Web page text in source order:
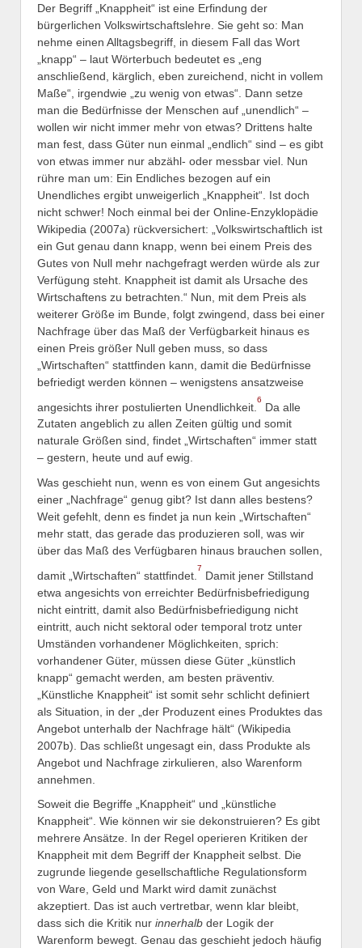
Der Begriff „Knappheit“ ist eine Erfindung der
bürgerlichen Volkswirtschaftslehre. Sie geht so: Man
nehme einen Alltagsbegriff, in diesem Fall das Wort
„knapp“ – laut Wörterbuch bedeutet es „eng
anschließend, kärglich, eben zureichend, nicht in vollem
Maße“, irgendwie „zu wenig von etwas“. Dann setze
man die Bedürfnisse der Menschen auf „unendlich“ –
wollen wir nicht immer mehr von etwas? Drittens halte
man fest, dass Güter nun einmal „endlich“ sind – es gibt
von etwas immer nur abzähl- oder messbar viel. Nun
rühre man um: Ein Endliches bezogen auf ein
Unendliches ergibt unweigerlich „Knappheit“. Ist doch
nicht schwer! Noch einmal bei der Online-Enzyklopädie
Wikipedia (2007a) rückversichert: „Volkswirtschaftlich ist
ein Gut genau dann knapp, wenn bei einem Preis des
Gutes von Null mehr nachgefragt werden würde als zur
Verfügung steht. Knappheit ist damit als Ursache des
Wirtschaftens zu betrachten.“ Nun, mit dem Preis als
weiterer Größe im Bunde, folgt zwingend, dass bei einer
Nachfrage über das Maß der Verfügbarkeit hinaus es
einen Preis größer Null geben muss, so dass
„Wirtschaften“ stattfinden kann, damit die Bedürfnisse
befriedigt werden können – wenigstens ansatzweise
angesichts ihrer postulierten Unendlichkeit.
6
Da alle
Zutaten angeblich zu allen Zeiten gültig und somit
naturale Größen sind, findet „Wirtschaften“ immer statt
– gestern, heute und auf ewig.
Was geschieht nun, wenn es von einem Gut angesichts
einer „Nachfrage“ genug gibt? Ist dann alles bestens?
Weit gefehlt, denn es findet ja nun kein „Wirtschaften“
mehr statt, das gerade das produzieren soll, was wir
über das Maß des Verfügbaren hinaus brauchen sollen,
damit „Wirtschaften“ stattfindet.
7
Damit jener Stillstand
etwa angesichts von erreichter Bedürfnisbefriedigung
nicht eintritt, damit also Bedürfnisbefriedigung nicht
eintritt, auch nicht sektoral oder temporal trotz unter
Umständen vorhandener Möglichkeiten, sprich:
vorhandener Güter, müssen diese Güter „künstlich
knapp“ gemacht werden, am besten präventiv.
„Künstliche Knappheit“ ist somit sehr schlicht definiert
als Situation, in der „der Produzent eines Produktes das
Angebot unterhalb der Nachfrage hält“ (Wikipedia
2007b). Das schließt ungesagt ein, dass Produkte als
Angebot und Nachfrage zirkulieren, also Warenform
annehmen.
Soweit die Begriffe „Knappheit“ und „künstliche
Knappheit“. Wie können wir sie dekonstruieren? Es gibt
mehrere Ansätze. In der Regel operieren Kritiken der
Knappheit mit dem Begriff der Knappheit selbst. Die
zugrunde liegende gesellschaftliche Regulationsform
von Ware, Geld und Markt wird damit zunächst
akzeptiert. Das ist auch vertretbar, wenn klar bleibt,
dass sich die Kritik nur innerhalb der Logik der
Warenform bewegt. Genau das geschieht jedoch häufig